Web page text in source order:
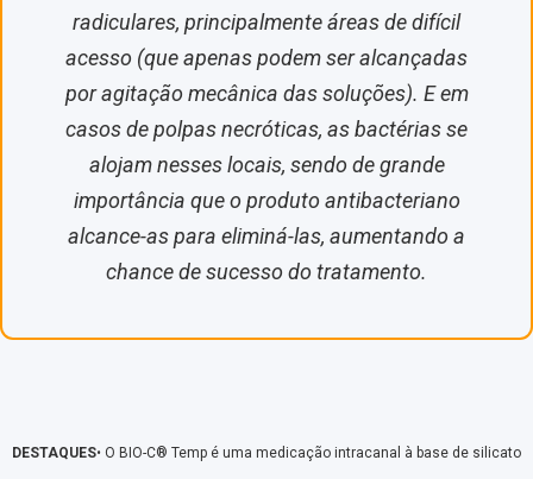
radiculares, principalmente áreas de difícil
acesso (que apenas podem ser alcançadas
por agitação mecânica das soluções). E em
casos de polpas necróticas, as bactérias se
alojam nesses locais, sendo de grande
importância que o produto antibacteriano
alcance-as para eliminá-las, aumentando a
chance de sucesso do tratamento.
DESTAQUES• O BIO-C® Temp é uma medicação intracanal à base de silicato